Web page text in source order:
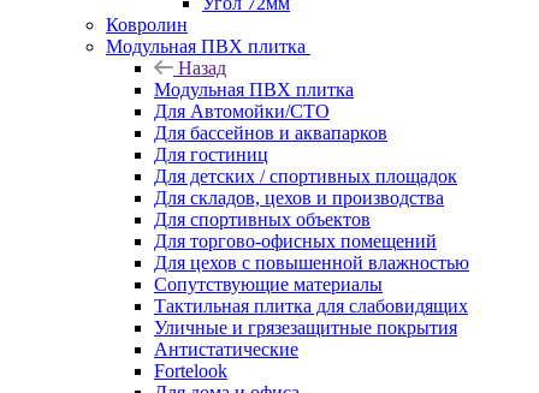
Ковролин
Модульная ПВХ плитка
Назад
Модульная ПВХ плитка
Для Автомойки/СТО
Для бассейнов и аквапарков
Для гостиниц
Для детских / спортивных площадок
Для складов, цехов и производства
Для спортивных объектов
Для торгово-офисных помещений
Для цехов с повышенной влажностью
Сопутствующие материалы
Тактильная плитка для слабовидящих
Уличные и грязезащитные покрытия
Антистатические
Fortelook